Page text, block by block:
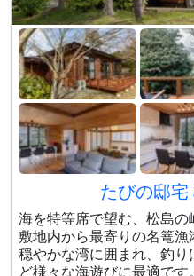
たびの邸
海を特等席で望む、松島の
敷地内から最寄りの名篭漁
穏やかな湾に囲まれ、釣
ど様々な海遊びに最適です。